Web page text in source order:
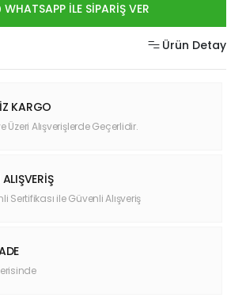
WHATSAPP İLE SİPARİŞ VER
Ürün Detay
KARGO
Üzeri Alışverişlerde Geçerlidir.
Sertifikası ile Güvenli Alışveriş